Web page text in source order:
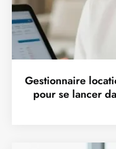
Gestionnaire
pour se lancer